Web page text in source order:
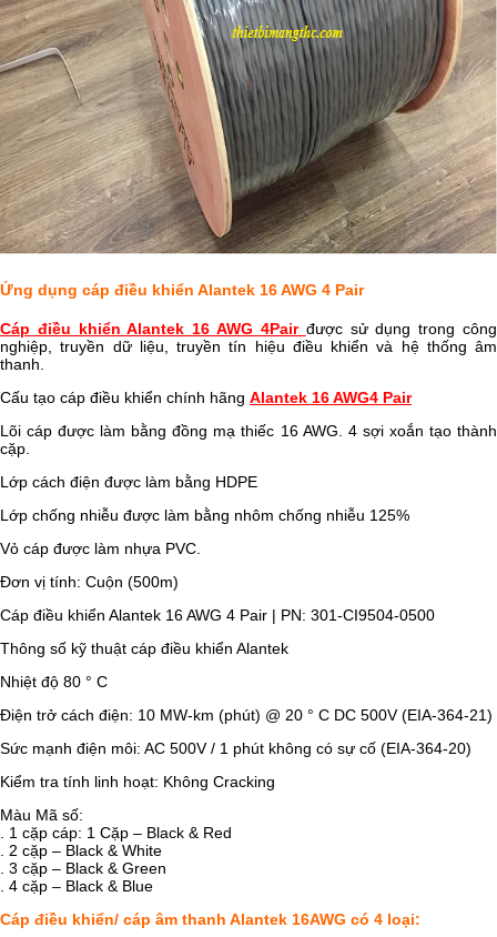
Ứng dụng cáp điều khiển Alantek 16 AWG 4 Pair
Cáp điều khiển Alantek 16 AWG 4Pair được sử dụng trong công
nghiệp, truyền dữ liệu, truyền tín hiệu điều khiển và hệ thống âm
thanh.
Cấu tạo cáp điều khiển chính hãng Alantek 16 AWG4 Pair
Lõi cáp được làm bằng đồng mạ thiếc 16 AWG. 4 sợi xoắn tạo thành
cặp.
Lớp cách điện được làm bằng HDPE
Lớp chống nhiễu được làm bằng nhôm chống nhiễu 125%
Vỏ cáp được làm nhựa PVC.
Đơn vị tính: Cuộn (500m)
Cáp điều khiển Alantek 16 AWG 4 Pair | PN: 301-CI9504-0500
Thông số kỹ thuật cáp điều khiển Alantek
Nhiệt độ 80 ° C
Điện trở cách điện: 10 MW-km (phút) @ 20 ° C DC 500V (EIA-364-21)
Sức mạnh điện môi: AC 500V / 1 phút không có sự cố (EIA-364-20)
Kiểm tra tính linh hoạt: Không Cracking
Màu Mã số:
. 1 cặp cáp: 1 Cặp – Black & Red
. 2 cặp – Black & White
. 3 cặp – Black & Green
. 4 cặp – Black & Blue
Cáp điều khiển/ cáp âm thanh Alantek 16AWG có 4 loại: